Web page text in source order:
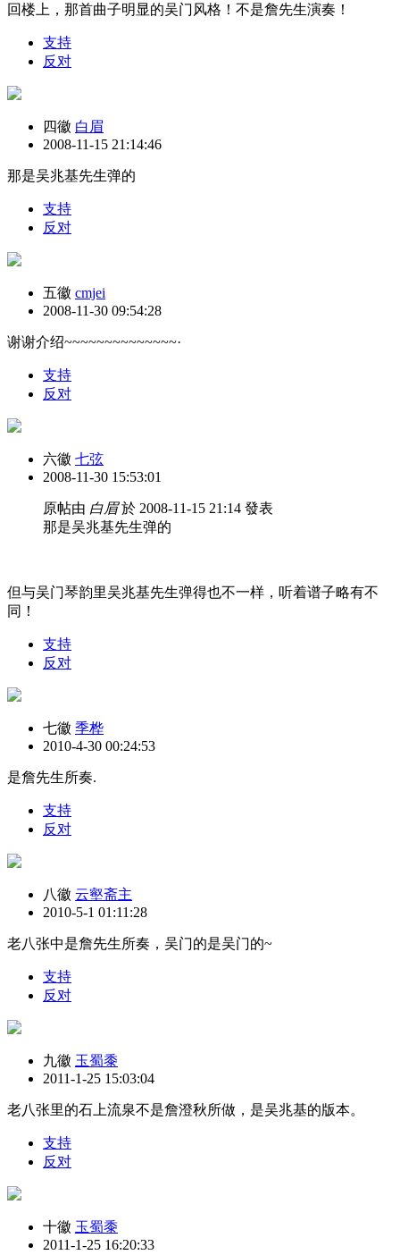
回楼上，那首曲子明显的吴门风格！不是詹先生演奏！
支持
反对
四徽 白眉
2008-11-15 21:14:46
那是吴兆基先生弹的
支持
反对
五徽 cmjei
2008-11-30 09:54:28
谢谢介绍~~~~~~~~~~~~~~·
支持
反对
六徽 七弦
2008-11-30 15:53:01
原帖由 白眉於 2008-11-15 21:14 發表
那是吴兆基先生弹的
但与吴门琴韵里吴兆基先生弹得也不一样，听着谱子略有不
同！
支持
反对
七徽 季桦
2010-4-30 00:24:53
是詹先生所奏.
支持
反对
八徽 云壑斋主
2010-5-1 01:11:28
老八张中是詹先生所奏，吴门的是吴门的~
支持
反对
九徽 玉蜀黍
2011-1-25 15:03:04
老八张里的石上流泉不是詹澄秋所做，是吴兆基的版本。
支持
反对
十徽 玉蜀黍
2011-1-25 16:20:33